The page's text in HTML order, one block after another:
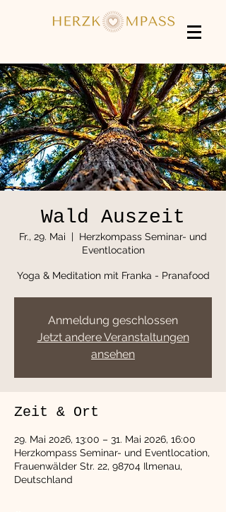
Wald Auszeit
Fr., 29. Mai
  |
Herzkompass Seminar- und
Eventlocation
Yoga & Meditation mit Franka - Pranafood
Anmeldung geschlossen
Jetzt andere Veranstaltungen
ansehen
Zeit & Ort
29. Mai 2026, 13:00 – 31. Mai 2026, 16:00
Herzkompass Seminar- und Eventlocation,
Frauenwälder Str. 22, 98704 Ilmenau,
Deutschland